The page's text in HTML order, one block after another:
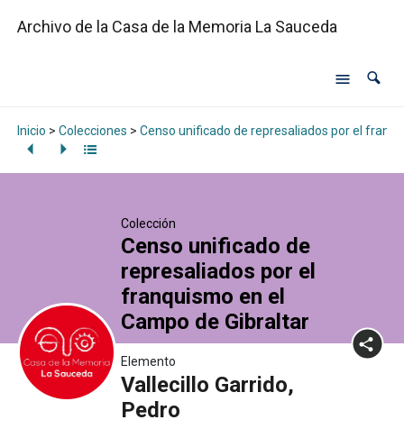
Archivo de la Casa de la Memoria La Sauceda
Inicio > Colecciones > Censo unificado de represaliados por el
Colección
Censo unificado de
represaliados por el
franquismo en el
Campo de Gibraltar
Elemento
Vallecillo Garrido,
Pedro